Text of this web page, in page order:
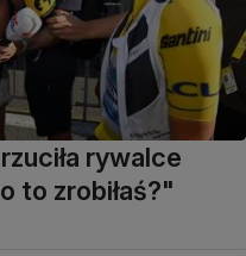
rywalce
to zrobiłaś?"